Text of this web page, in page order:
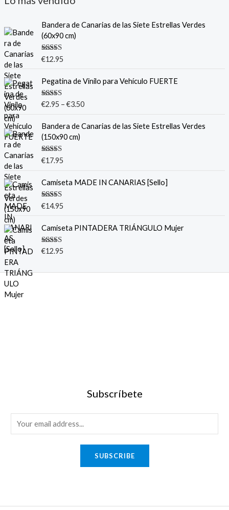
Bandera de Canarias de las Siete Estrellas Verdes
(60x90 cm)
Valorado
€12.95
Pegatina de Vinilo para Vehículo FUERTE
Valorado
€2.95 –€3.50
Bandera de Canarias de las Siete Estrellas Verdes
(150x90 cm)
Valorado
€17.95
Camiseta MADE IN CANARIAS [Sello]
Valorado
€14.95
Camiseta PINTADERA TRIÁNGULO Mujer
Valorado
€12.95
Subscríbete
SUBSCRIBE